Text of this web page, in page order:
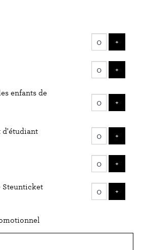
+
+
enfants de
+
d'étudiant +
+
Steunticket +